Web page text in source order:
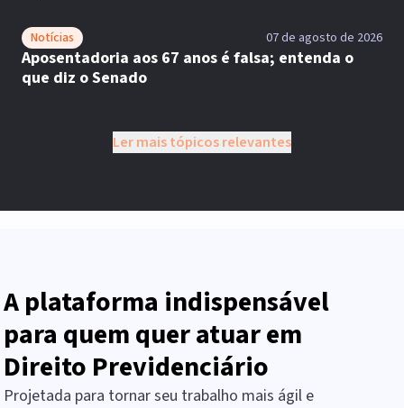
Notícias 07 de agosto de 2026
Aposentadoria aos 67 anos é falsa; entenda o
que diz o Senado
Ler mais tópicos relevantes
A plataforma indispensável
para quem quer atuar em
Direito Previdenciário
Projetada para tornar seu trabalho mais ágil e